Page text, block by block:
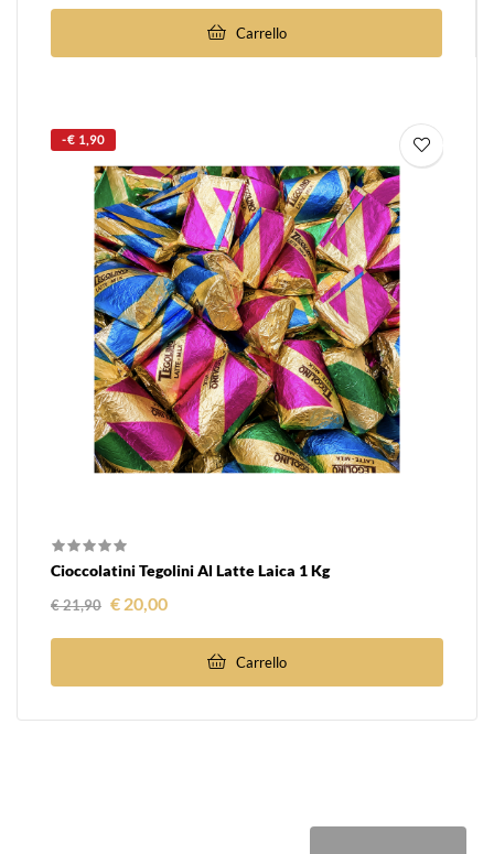
Carrello
-€ 1,90
Cioccolatini Tegolini Al Latte Laica 1 Kg
Prezzo regolare
€ 21,90 Prezzo
€ 20,00
Carrello